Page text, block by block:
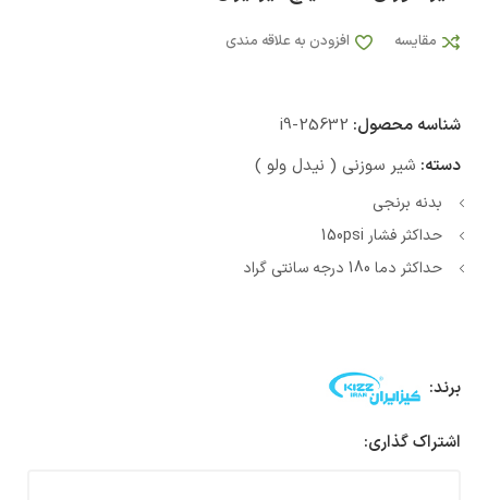
مقایسه افزودن به علاقه مندی
شناسه محصول: i9-25632
دسته: شیر سوزنی ( نیدل ولو )
بدنه برنجی
حداکثر فشار 150psi
حداکثر دما 180 درجه سانتی گراد
برند:
اشتراک گذاری: